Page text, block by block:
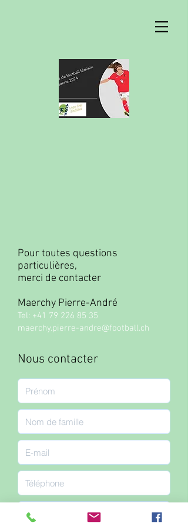
Pour toutes questions
particulières,
merci de contacter
Maerchy Pierre-André
Tel: +41 79 226 85 35
maerchy.pierre-andre@football.ch
Nous contacter